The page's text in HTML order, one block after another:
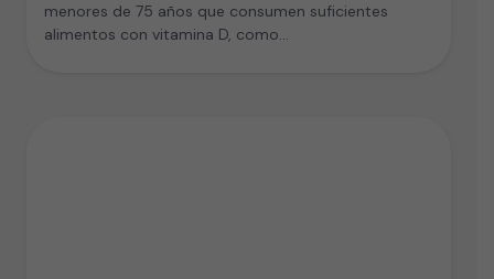
menores de 75 años que consumen suficientes
alimentos con vitamina D, como…